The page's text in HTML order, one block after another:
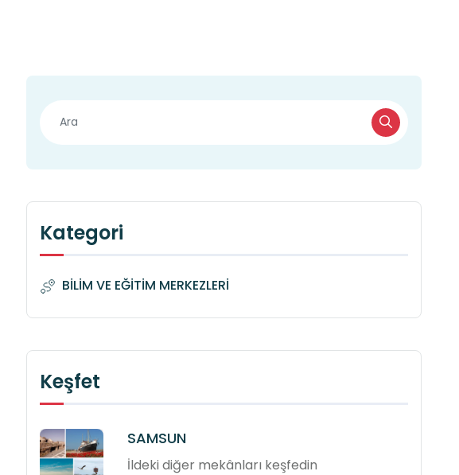
Kategori
BİLİM VE EĞİTİM MERKEZLERİ
Keşfet
SAMSUN
İldeki diğer mekânları keşfedin